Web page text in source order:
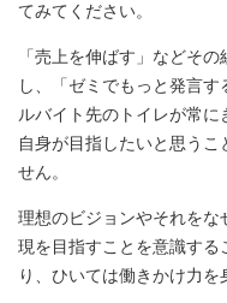
てみてください。
「売上を伸ばす」などそ
し、「ゼミでもっと発言
ルバイト先のトイレが常
自身が目指したいと思う
せん。
理想のビジョンやそれを
現を目指すことを意識す
り、ひいては働きかけ力を